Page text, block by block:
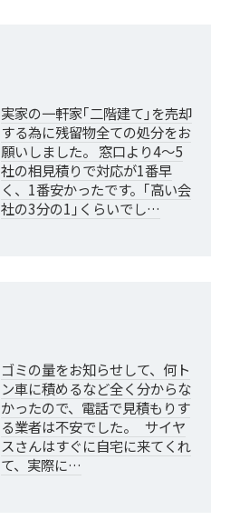
実家の一軒家｢二階建て｣を売却
する為に残留物全ての処分をお
願いしました。 窓口より4～5
社の相見積りで対応が1番早
く、1番安かったです。｢高い会
社の3分の1｣くらいでし…
ゴミの量をお知らせして、何ト
ン車に積めるなど全く分からな
かったので、電話で見積もりす
る業者は不安でした。 サイヤ
スさんはすぐに自宅に来てくれ
て、実際に…